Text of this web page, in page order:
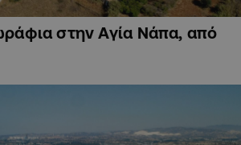
στην Αγία Νάπα, από